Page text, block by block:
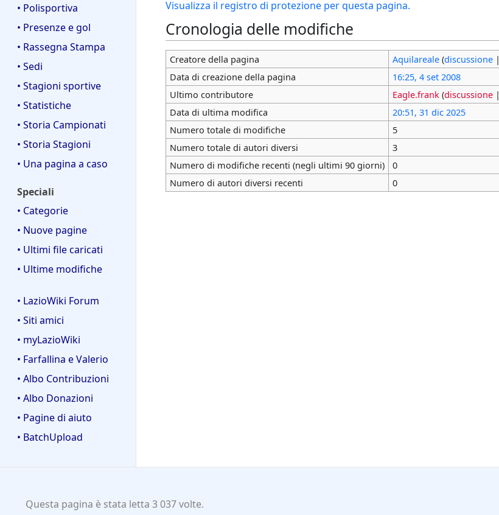
• Polisportiva
• Presenze e gol
• Rassegna Stampa
• Sedi
• Stagioni sportive
• Statistiche
• Storia Campionati
• Storia Stagioni
• Una pagina a caso
Speciali
• Categorie
• Nuove pagine
• Ultimi file caricati
• Ultime modifiche
• LazioWiki Forum
• Siti amici
• myLazioWiki
• Farfallina e Valerio
• Albo Contribuzioni
• Albo Donazioni
• Pagine di aiuto
• BatchUpload
Visualizza il registro di protezione per questa pagina.
Cronologia delle modifiche
Creatore della pagina Aquilareale (discussione|
Data di creazione della pagina
16:25, 4 set 2008
Ultimo contributore
Eagle.frank (discussione|
Data di ultima modifica
20:51, 31 dic 2025
Numero totale di modifiche
5
Numero totale di autori diversi
3
Numero di modifiche recenti (negli ultimi 90 giorni)
0
Numero di autori diversi recenti
0
Questa pagina è stata letta 3 037 volte.